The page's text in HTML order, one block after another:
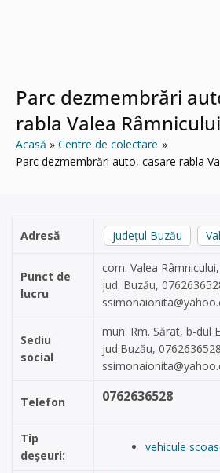
Parc dezmembrări
rabla Valea Râmnicului
Acasă
Centre de colectare
Parc dezmembrări auto, casare rabla
Adresă județul Buzău
Punct de
lucru
com. Valea
jud. Buzău,
Sediu
social
mun. Rm. Sărat, b-dul
jud.Buzău,
Telefon 0762636528
Tip
deșeuri:
vehicule